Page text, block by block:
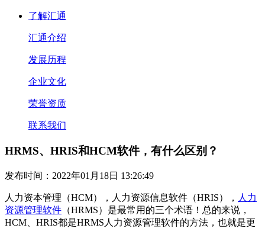
了解汇通
汇通介绍
发展历程
企业文化
荣誉资质
联系我们
HRMS、HRIS和HCM软件，有什么区别？
发布时间：2022年01月18日 13:26:49
人力资本管理（HCM） ，人力资源信息软件 （HRIS） ， 人力
资源管理软件 （HRMS） 是最常用的三个术语！总的来说，
HCM
HRIS都是HRMS 人力资源管理软件的方法，也就是更